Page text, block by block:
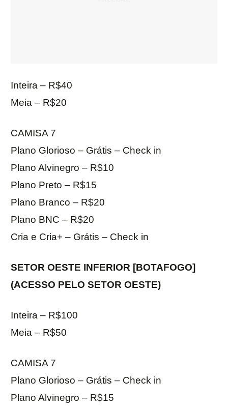
Inteira – R$40
Meia – R$20
CAMISA 7
Plano Glorioso – Grátis – Check in
Plano Alvinegro – R$10
Plano Preto – R$15
Plano Branco – R$20
Plano BNC – R$20
Cria e Cria+ – Grátis – Check in
SETOR OESTE INFERIOR [BOTAFOGO]
(ACESSO PELO SETOR OESTE)
Inteira – R$100
Meia – R$50
CAMISA 7
Plano Glorioso – Grátis – Check in
Plano Alvinegro – R$15